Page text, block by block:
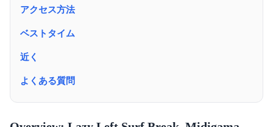
アクセス方法
ベストタイム
近く
よくある質問